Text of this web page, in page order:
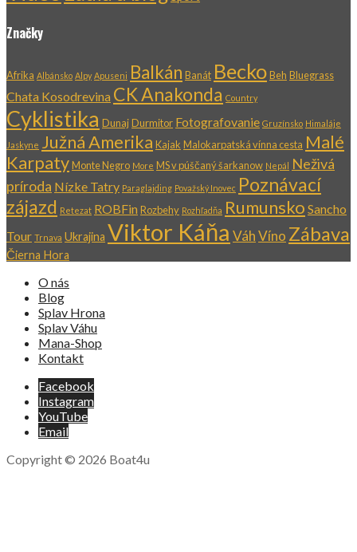
Značky
Afrika Albánsko Alpy Apuseni Balkán Banát BeckoBeh Bluegrass
Chata Kosodrevina CK Anakonda Country
Cyklistika DunajDurmitor Fotografovanie Gruzínsko Himaláje
Jaskyne Južná Amerika Kajak Malokarpatská vínna cesta Malé
KarpatyMonte Negro More MS v púščaný šarkanow Nepál Neživá
príroda Nízke Tatry Paraglajding Považský Inovec Poznávací
zájazd Retezat ROBFin Rozbehy Rozhľadňa Rumunsko Sancho
Tour Trnava Ukrajina Viktor Káňa VáhVíno Zábava
Čierna Hora
O nás
Blog
Splav Hrona
Splav Váhu
Mana-Shop
Kontakt
Facebook
Instagram
YouTube
Email
Copyright © 2026 Boat4u